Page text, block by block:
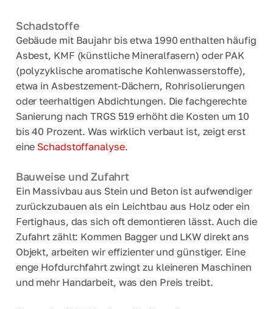
Schadstoffe
Gebäude mit Baujahr bis etwa 1990 enthalten häufig
Asbest, KMF (künstliche Mineralfasern) oder PAK
(polyzyklische aromatische Kohlenwasserstoffe),
etwa in Asbestzement-Dächern, Rohrisolierungen
oder teerhaltigen Abdichtungen. Die fachgerechte
Sanierung nach TRGS 519 erhöht die Kosten um 10
bis 40 Prozent. Was wirklich verbaut ist, zeigt erst
eine Schadstoffanalyse.
Bauweise und Zufahrt
Ein Massivbau aus Stein und Beton ist aufwendiger
zurückzubauen als ein Leichtbau aus Holz oder ein
Fertighaus, das sich oft demontieren lässt. Auch die
Zufahrt zählt: Kommen Bagger und LKW direkt ans
Objekt, arbeiten wir effizienter und günstiger. Eine
enge Hofdurchfahrt zwingt zu kleineren Maschinen
und mehr Handarbeit, was den Preis treibt.